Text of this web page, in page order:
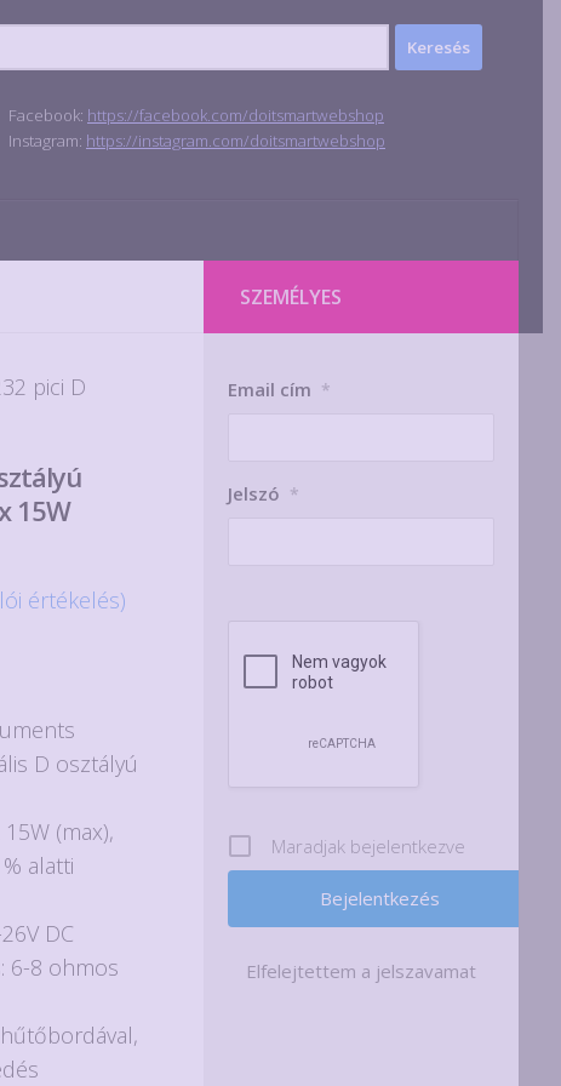
Facebook: https://facebook.com/doitsmartwebshop
Instagram: https://instagram.com/doitsmartwebshop
pici D
15W
értékelés)
D osztályú
(max),
alatti
DC
6-8 ohmos
SZEMÉLYES
Email cím *
Jelszó *
Maradjak bejelentkezve
Elfelejtettem a jelszavamat